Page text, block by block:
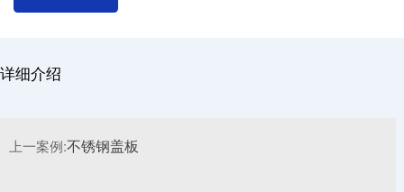
详细介绍
上一案例:不锈钢盖板